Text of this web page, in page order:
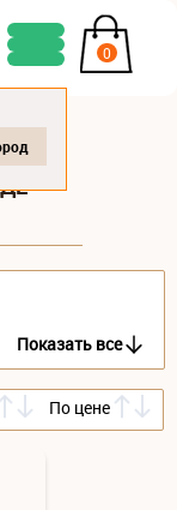
0
Показать все
По цене